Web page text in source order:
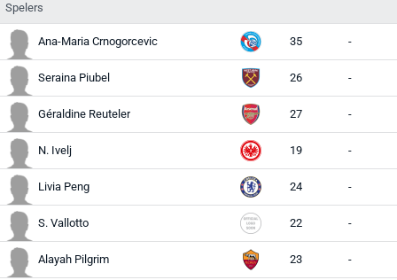
Spelers
Ana-Maria Crnogorcevic 35 -
Seraina Piubel 26 -
Géraldine Reuteler 27 -
N. Ivelj 19 -
Livia Peng 24 -
S. Vallotto 22 -
Alayah Pilgrim 23 -